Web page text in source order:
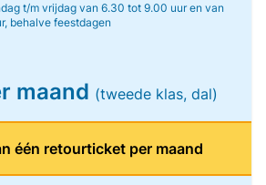
t/m vrijdag van 6.30 tot 9.00 uur en van
behalve feestdagen
maand (tweede klas, dal)
één retourticket per maand